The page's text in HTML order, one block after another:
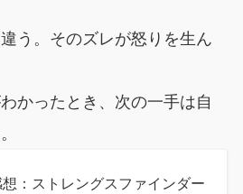
う。そのズレが怒りを生ん
かったとき、次の一手は自
：ストレングスファインダー